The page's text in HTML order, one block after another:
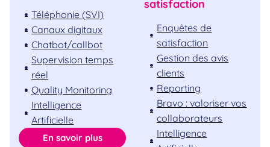
Téléphonie (SVI)
Canaux digitaux
Chatbot/callbot
Supervision temps
réel
Quality Monitoring
Intelligence
Artificielle
En savoir plus
satisfaction
Enquêtes de
satisfaction
Gestion des avis
clients
Reporting
Bravo : valoriser vos
collaborateurs
Intelligence